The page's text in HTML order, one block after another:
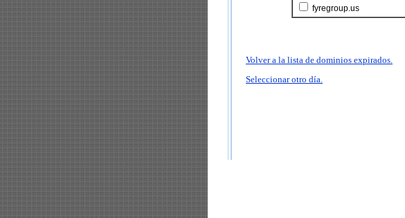
fyregroup.us
Volver a la lista de dominios expirados.
Seleccionar otro día.